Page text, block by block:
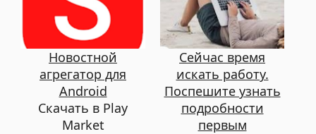
Новостной
агрегатор для
Android
Скачать в Play
Market
Сейчас время
искать работу.
Поспешите узнать
подробности
первым